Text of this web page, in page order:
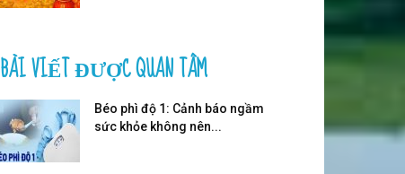
BÀI VIẾT ĐƯỢC QUAN TÂM
Béo phì độ 1: Cảnh báo ngầm
sức khỏe không nên...